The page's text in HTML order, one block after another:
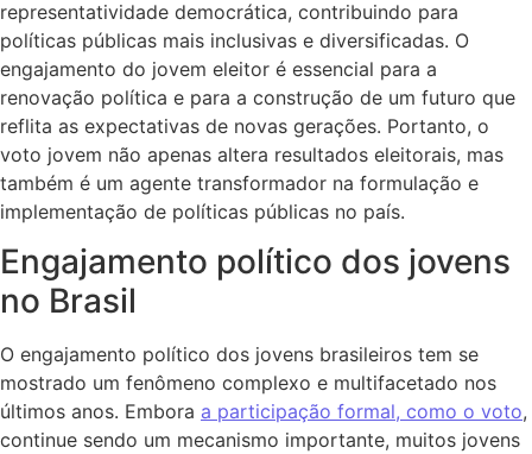
representatividade democrática, contribuindo para
políticas públicas mais inclusivas e diversificadas. O
engajamento do jovem eleitor é essencial para a
renovação política e para a construção de um futuro que
reflita as expectativas de novas gerações. Portanto, o
voto jovem não apenas altera resultados eleitorais, mas
também é um agente transformador na formulação e
implementação de políticas públicas no país.
Engajamento político dos jovens
no Brasil
O engajamento político dos jovens brasileiros tem se
mostrado um fenômeno complexo e multifacetado nos
últimos anos. Embora a participação formal, como o voto,
continue sendo um mecanismo importante, muitos jovens